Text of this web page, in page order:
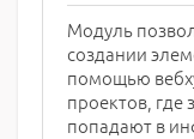
Модуль
создании
помощью
проектов, где
попадают в